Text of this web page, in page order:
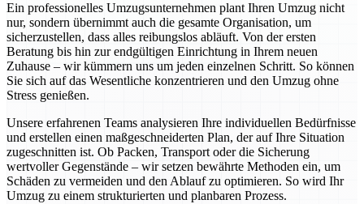
Ein professionelles Umzugsunternehmen plant Ihren Umzug nicht
nur, sondern übernimmt auch die gesamte Organisation, um
sicherzustellen, dass alles reibungslos abläuft. Von der ersten
Beratung bis hin zur endgültigen Einrichtung in Ihrem neuen
Zuhause – wir kümmern uns um jeden einzelnen Schritt. So können
Sie sich auf das Wesentliche konzentrieren und den Umzug ohne
Stress genießen.
Unsere erfahrenen Teams analysieren Ihre individuellen Bedürfnisse
und erstellen einen maßgeschneiderten Plan, der auf Ihre Situation
zugeschnitten ist. Ob Packen, Transport oder die Sicherung
wertvoller Gegenstände – wir setzen bewährte Methoden ein, um
Schäden zu vermeiden und den Ablauf zu optimieren. So wird Ihr
Umzug zu einem strukturierten und planbaren Prozess.